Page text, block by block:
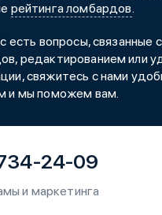
рейтинга ломбардов.
есть вопросы,
редактированием или
свяжитесь с нами
и мы поможем вам.
24-09
и маркетинга